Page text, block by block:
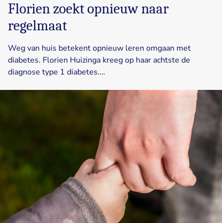
Florien zoekt opnieuw naar
regelmaat
Weg van huis betekent opnieuw leren omgaan met
diabetes. Florien Huizinga kreeg op haar achtste de
diagnose type 1 diabetes.…